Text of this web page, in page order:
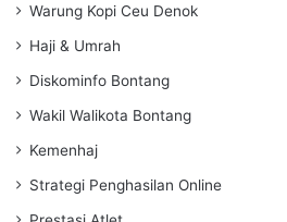
Warung Kopi Ceu Denok
Haji & Umrah
Diskominfo Bontang
Wakil Walikota Bontang
Kemenhaj
Strategi Penghasilan Online